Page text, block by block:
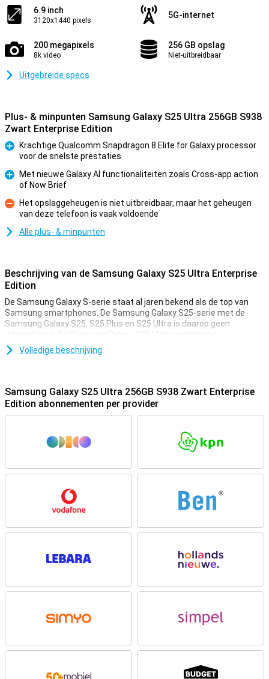
6.9 inch
3120x1440 pixels
5G-internet
200 megapixels
8k video
256 GB opslag
Niet-uitbreidbaar
Uitgebreide specs
Plus- & minpunten Samsung Galaxy S25 Ultra 256GB S938
Zwart Enterprise Edition
Pluspunt
Krachtige Qualcomm Snapdragon 8 Elite for Galaxy processor
voor de snelste prestaties
Pluspunt
Met nieuwe Galaxy AI functionaliteiten zoals Cross-app action
of Now Brief
Minpunt
Het opslaggeheugen is niet uitbreidbaar, maar het geheugen
van deze telefoon is vaak voldoende
Alle plus- & minpunten
Beschrijving van de Samsung Galaxy S25 Ultra Enterprise
Edition
De Samsung Galaxy S-serie staat al jaren bekend als de top van
Samsung smartphones. De Samsung Galaxy S25-serie met de
Samsung Galaxy S25, S25 Plus en S25 Ultra is daarop geen
uitzondering. De Samsung Galaxy S25 Ultra combineert
indrukwekkende specificaties met een strak ontwerp. Zo beschikt
het toestel over vier hoogwaardige camera's, een supersnelle
smartphone voldoende opslagruimte voor al je apps, foto’s en
video’s. Met de stijlvolle Samsung Galaxy S25 Ultra Enterprise
Edition heb je altijd een toestel dat aan al je wensen voldoet.
De Samsung Galaxy S25-reeks heeft veel nieuwe Galaxy AI-
makkelijker en efficiënter. Met de nieuwe functie Cross-app action
spraakopdracht, zonder dat je alle benodigde apps zelf hoeft te
openen. Met de nieuwe Now Brief functie zie jij in één oogopslag
relevante informatie over hoe je hebt geslapen, hoe je dag eruit ziet
én kan je updates zien over jouw favoriete show of podcast.
functionaliteiten, zoals de Proscaler die beeldkwaliteit verbetert en
ProVisual Engine die jouw creatieve processen naar een nieuw
AI-functies zoals Note Assist, Chat Assist en Call Assist ontbreken
natuurlijk ook niet aan de Samsung Galaxy S25-serie.
Enterprise Edition
indrukwekkende functies van de reguliere versie, zoals zeven jaar
gebruik. Zo is deze editie uitgerust met een éénjarige licentie voor
Volledige beschrijving
Samsung Galaxy S25 Ultra 256GB S938 Zwart Enterprise
Edition abonnementen per provider